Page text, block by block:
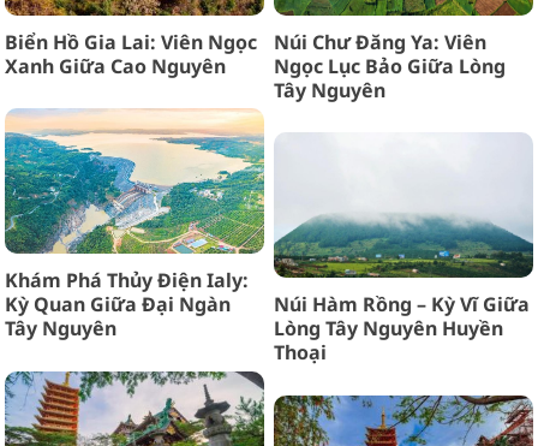
Biển Hồ Gia Lai: Viên Ngọc
Xanh Giữa Cao Nguyên
Núi Chư Đăng Ya: Viên
Ngọc Lục Bảo Giữa Lòng
Tây Nguyên
Khám Phá Thủy Điện Ialy:
Kỳ Quan Giữa Đại Ngàn
Tây Nguyên
Núi Hàm Rồng – Kỳ Vĩ Giữa
Lòng Tây Nguyên Huyền
Thoại